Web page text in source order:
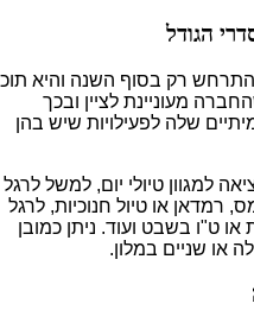
הגודל
רק בסוף השנה והיא תוכל
מעוניינת לציין ובכך
שלה לפעילויות שיש בהן
למגוון טיולי יום, למשל לרגל
רמדאן או טיול חנוכיות, לרגל
ט"ו בשבט ועוד. ניתן כמובן
או שניים במלון.